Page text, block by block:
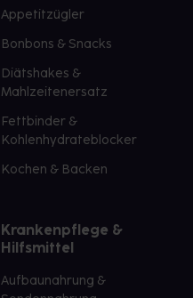
Appetitzügler
Bonbons & Snacks
Diätshakes &
Mahlzeitenersatz
Fettbinder &
Kohlenhydrateblocker
Kochen & Backen
Krankenpflege &
Hilfsmittel
Aufbaunahrung &